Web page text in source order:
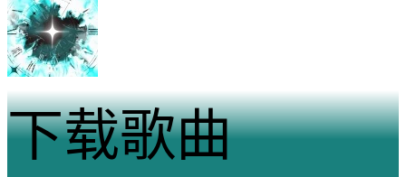
下载歌曲